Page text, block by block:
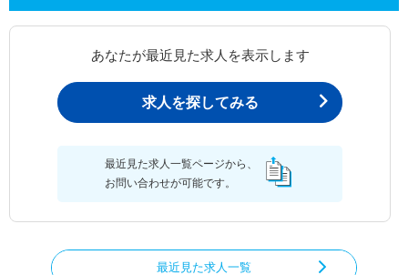
あなたが最近見た求人を表示します
求人を探してみる
最近見た求人一覧ページから、
お問い合わせが可能です。
最近見た求人一覧